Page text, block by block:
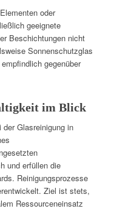
oder
geeignete
Beschichtungen nicht
Sonnenschutzglas
gegenüber
im Blick
Glasreinigung in
und erfüllen die
Reinigungsprozesse
Ziel ist stets,
Ressourceneinsatz